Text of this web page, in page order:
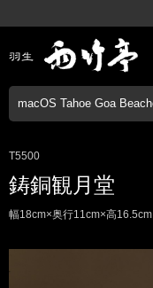
T5500
鋳銅観月堂
幅18cm×奥行11cm×高16.5cm